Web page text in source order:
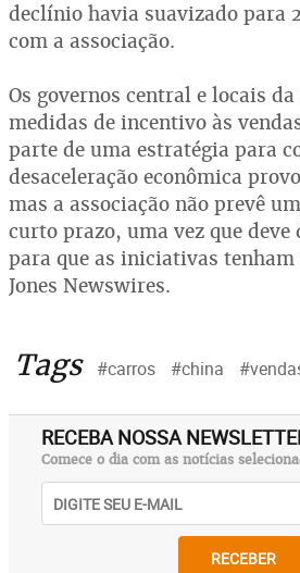
declínio havia suavizado para
com a associação.
Os governos central e locais
medidas de incentivo às
parte de uma estratégia para
desaceleração econômica
mas a associação não prevê
curto prazo, uma vez que
para que as iniciativas
Jones Newswires.
Tags #carros #china
RECEBA NOSSA
Comece o dia com as notícias
RECEBER